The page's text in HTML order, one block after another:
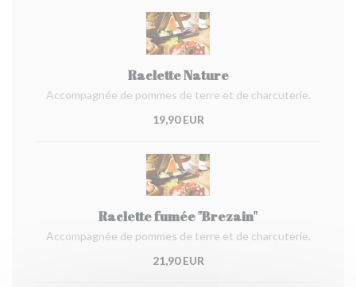
Raclette Nature
Accompagnée de pommes de terre et de charcuterie.
19,90 EUR
Raclette fumée "Brezain"
Accompagnée de pommes de terre et de charcuterie.
21,90 EUR